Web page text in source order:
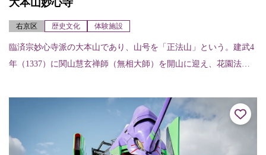
大本山妙心寺
右京区 歴史文化 体験施設
臨済宗妙心寺派の大本山であり、山号を「正法山」という。建武4
年（1337）に関山慧玄禅師（無相大師）を開山に迎え、花園法皇
式で日本随一と...